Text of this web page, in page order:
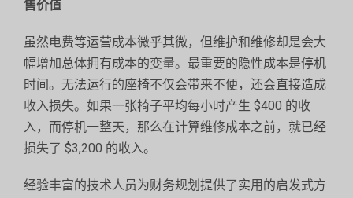
售价值
虽然电费等运营成本微乎其微，但维护和维修却是会大
幅增加总体拥有成本的变量。最重要的隐性成本是停机
时间。无法运行的座椅不仅会带来不便，还会直接造成
收入损失。如果一张椅子平均每小时产生 $400 的收
入，而停机一整天，那么在计算维修成本之前，就已经
损失了 $3,200 的收入。
经验丰富的技术人员为财务规划提供了实用的启发式方